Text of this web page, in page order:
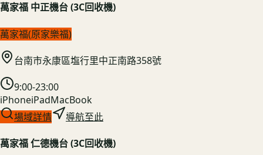
萬家福 中正機台 (3C回收機)
萬家福(原家樂福)
台南市永康區塩行里中正南路358號
9:00-23:00
iPhoneiPadMacBook
場域詳情
導航至此
萬家福 仁德機台 (3C回收機)